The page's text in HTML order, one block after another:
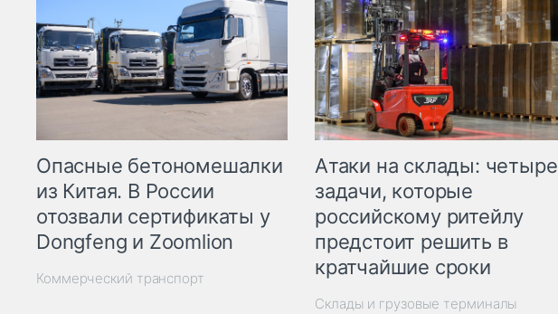
Опасные бетономешалки
из Китая. В России
отозвали сертификаты у
Dongfeng и Zoomlion
Коммерческий транспорт
Атаки на склады: четыре
задачи, которые
российскому ритейлу
предстоит решить в
кратчайшие сроки
Склады и грузовые терминалы